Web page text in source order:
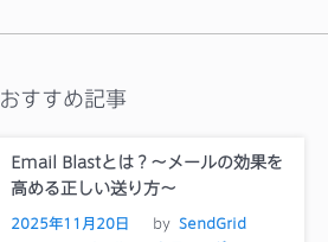
おすすめ記事
Email Blastとは？～メールの効果を
高める正しい送り方～
2025年11月20日 by SendGrid